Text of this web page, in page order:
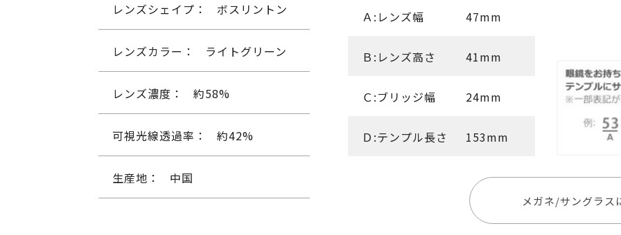
レンズシェイプ： ボスリントン
レンズカラー： ライトグリーン
レンズ濃度： 約58%
可視光線透過率： 約42%
生産地： 中国
Ａ:レンズ幅 47mm
Ｂ:レンズ高さ 41mm
Ｃ:ブリッジ幅 24mm
Ｄ:テンプル長さ 153mm
メガネ/サングラス